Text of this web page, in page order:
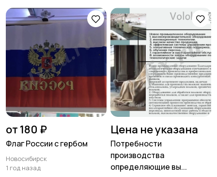
от 180 ₽
Флаг России с гербом
Новосибирск
1 год назад
Цена не указана
Потребности
производства
определяющие вы...